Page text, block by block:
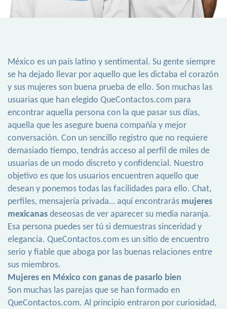
México es un país latino y sentimental. Su gente siempre
se ha dejado llevar por aquello que les dictaba el corazón
y sus mujeres son buena prueba de ello. Son muchas las
usuarias que han elegido QueContactos.com para
encontrar aquella persona con la que pasar sus días,
aquella que les asegure buena compañía y mejor
conversación. Con un sencillo registro que no requiere
demasiado tiempo, tendrás acceso al perfil de miles de
usuarias de un modo discreto y confidencial. Nuestro
objetivo es que los usuarios encuentren aquello que
desean y ponemos todas las facilidades para ello. Chat,
perfiles, mensajería privada… aquí encontrarás mujeres
mexicanas deseosas de ver aparecer su media naranja.
Esa persona puedes ser tú si demuestras sinceridad y
elegancia. QueContactos.com es un sitio de encuentro
serio y fiable que aboga por las buenas relaciones entre
sus miembros.
Mujeres en México con ganas de pasarlo bien
Son muchas las parejas que se han formado en
QueContactos.com. Al principio entraron por curiosidad,